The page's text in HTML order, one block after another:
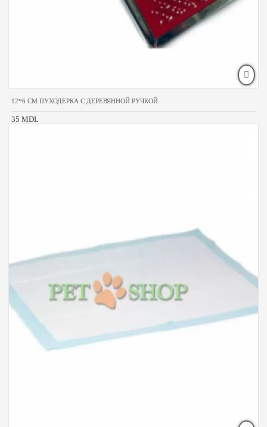
12*6 CM ПУХОДЕРКА С ДЕРЕВЯННОЙ РУЧКОЙ
35 MDL